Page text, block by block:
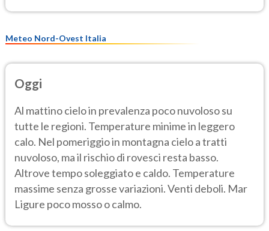
Meteo Nord-Ovest Italia
Oggi
Al mattino cielo in prevalenza poco nuvoloso su
tutte le regioni. Temperature minime in leggero
calo. Nel pomeriggio in montagna cielo a tratti
nuvoloso, ma il rischio di rovesci resta basso.
Altrove tempo soleggiato e caldo. Temperature
massime senza grosse variazioni. Venti deboli. Mar
Ligure poco mosso o calmo.